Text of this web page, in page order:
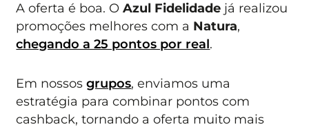
A oferta é boa. OAzul Fidelidade já realizou
promoções melhores com a Natura,
chegando a 25 pontos por real.
Em nossosgrupos, enviamos uma
estratégia para combinar pontos com
cashback, tornando a oferta muito mais